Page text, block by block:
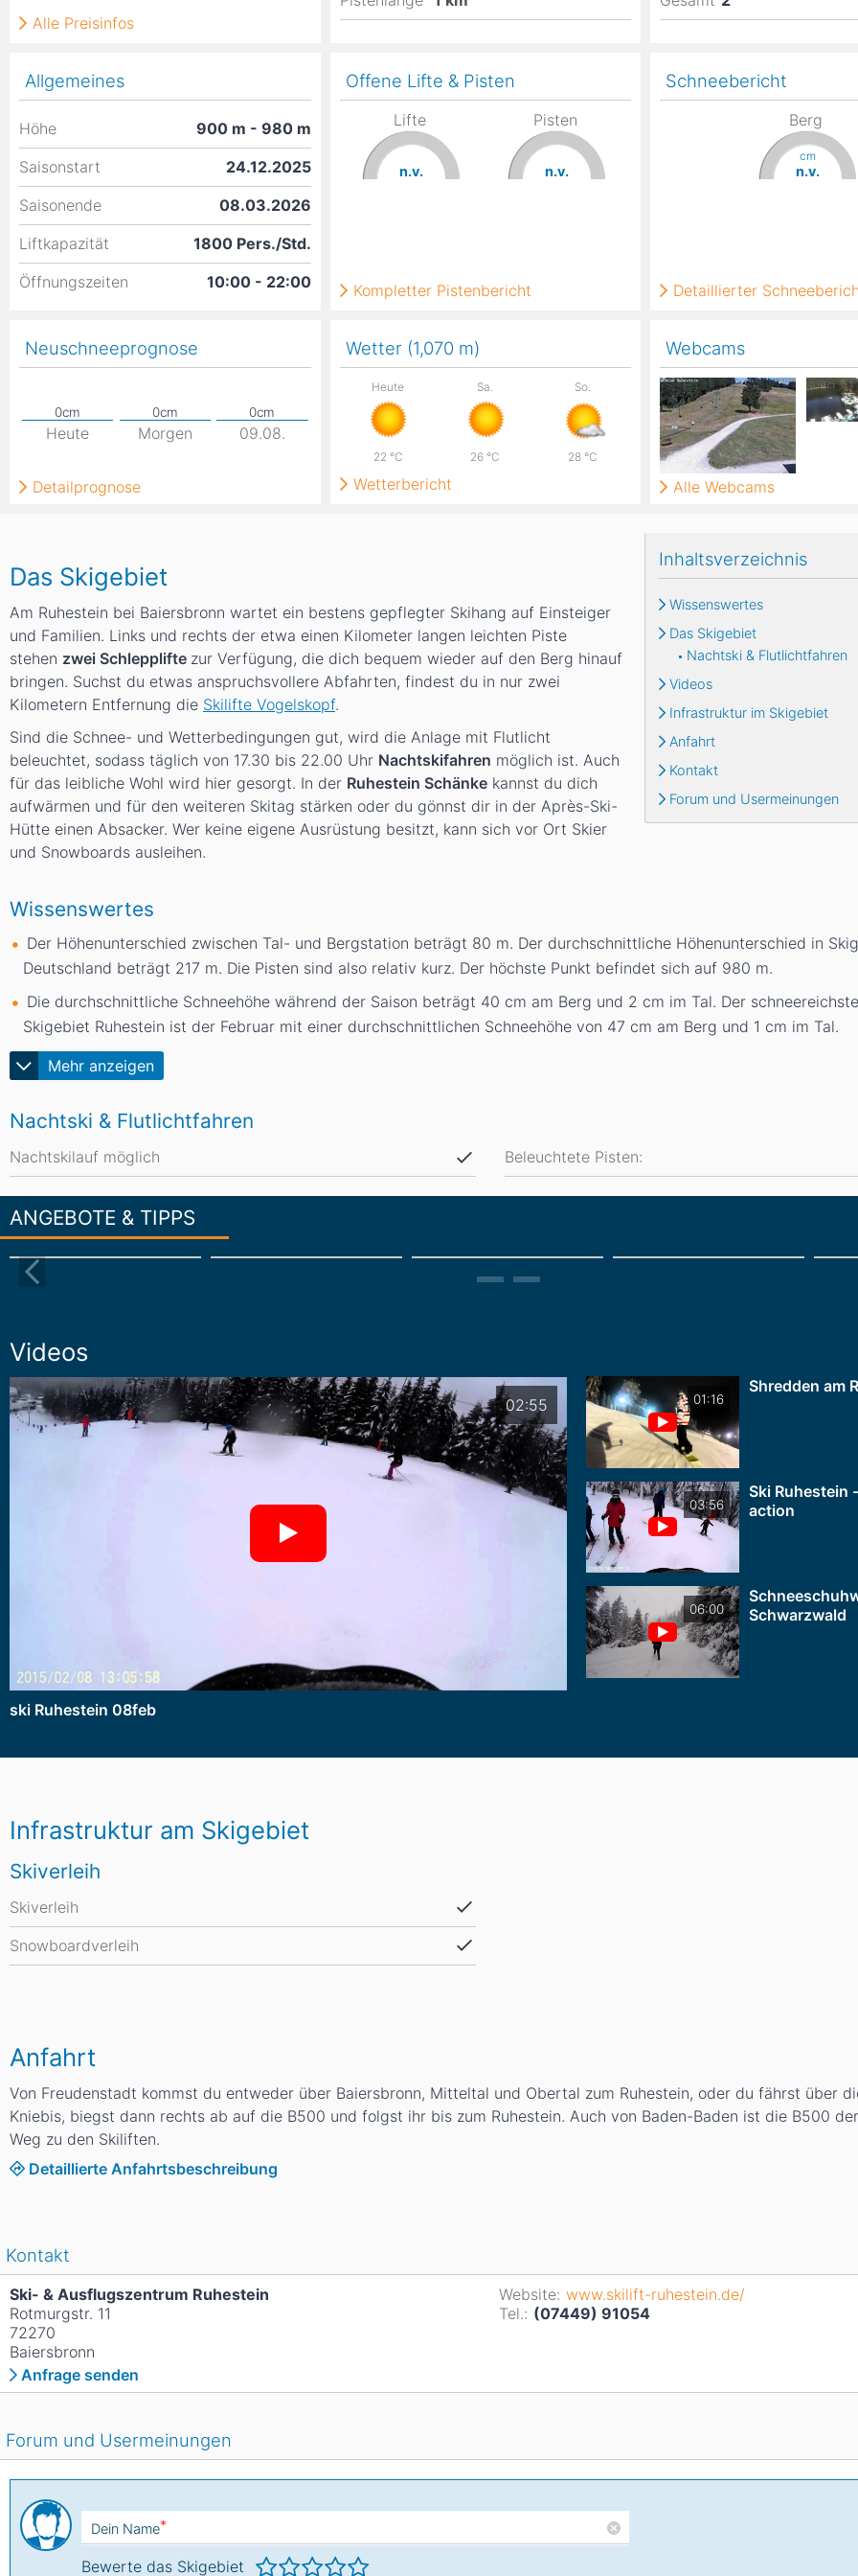
Inhaltsverzeichnis
Wissenswertes
Das Skigebiet
Nachtski & Flutlichtfahren
Videos
Infrastruktur im Skigebiet
Anfahrt
Kontakt
Forum und Usermeinungen
Das Skigebiet
Am Ruhestein bei Baiersbronn wartet ein bestens gepflegter Skihang auf Einsteiger
und Familien. Links und rechts der etwa einen Kilometer langen leichten Piste
stehen zwei Schlepplifte zur Verfügung, die dich bequem wieder auf den Berg hinauf
bringen. Suchst du etwas anspruchsvollere Abfahrten, findest du in nur zwei
Kilometern Entfernung die Skilifte Vogelskopf.
Sind die Schnee- und Wetterbedingungen gut, wird die Anlage mit Flutlicht
beleuchtet, sodass täglich von 17.30 bis 22.00 Uhr Nachtskifahren möglich ist. Auch
für das leibliche Wohl wird hier gesorgt. In der Ruhestein Schänke kannst du dich
aufwärmen und für den weiteren Skitag stärken oder du gönnst dir in der Après-Ski-
Hütte einen Absacker. Wer keine eigene Ausrüstung besitzt, kann sich vor Ort Skier
und Snowboards ausleihen.
Wissenswertes
Mehr anzeigen
Der Höhenunterschied zwischen Tal- und Bergstation beträgt 80 m. Der durchschnittliche Höhenunterschied in
Deutschland beträgt 217 m. Die Pisten sind also relativ kurz. Der höchste Punkt befindet sich auf 980 m.
Die durchschnittliche Schneehöhe während der Saison beträgt 40 cm am Berg und 2 cm im Tal. Der
Skigebiet Ruhestein ist der Februar mit einer durchschnittlichen Schneehöhe von 47 cm am Berg und 1 cm im Tal.
Nachtski & Flutlichtfahren
Nachtskilauf möglich Beleuchtete Pisten:
ANGEBOTE & TIPPS
Videos
02:55
ski Ruhestein 08feb
01:16
Shredden am
03:56
Ski Ruhestein
action
06:00
Schwarzwald
Infrastruktur am Skigebiet
Skiverleih
Skiverleih
Snowboardverleih
Anfahrt
Von Freudenstadt kommst du entweder über Baiersbronn, Mitteltal und Obertal zum Ruhestein, oder du fährst über
Kniebis, biegst dann rechts ab auf die B500 und folgst ihr bis zum Ruhestein. Auch von Baden-Baden ist die B500
Weg zu den Skiliften.
Detaillierte Anfahrtsbeschreibung
Kontakt
Ski- & Ausflugszentrum Ruhestein
Rotmurgstr. 11
72270
Baiersbronn
Anfrage senden
Website: www.skilift-ruhestein.de/
Tel.: (07449) 91054
Forum und Usermeinungen
Dein Name*
Bewerte das Skigebiet
Allgemeines
Höhe 900 m - 980 m
Saisonstart
24.12.2025
Saisonende
08.03.2026
Liftkapazität
1800 Pers./Std.
Öffnungszeiten
10:00 - 22:00
Wetter (1,070 m)
Heute
22 °C
Sa.
26 °C
So.
28 °C
Wetterbericht
Webcams
Alle Webcams
Schneebericht
Berg
cm
n.v.
Detaillierter
Neuschneeprognose
Heute Morgen 09.08.
Detailprognose
Offene Lifte & Pisten
Lifte
n.v.
Pisten
n.v.
Kompletter Pistenbericht
Alle Preisinfos